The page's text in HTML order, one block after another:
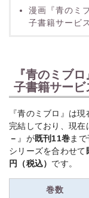
漫画『青のミ
子書籍サービ
『青のミブ
子書籍サー
『青のミブロ』は
完結しており、現在
－ 』が既刊11巻まで
シリーズを合わせて
円
（税込） です。
巻数